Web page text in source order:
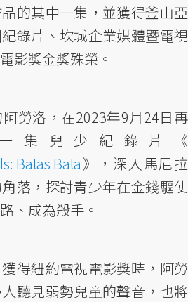
的其中一集，並獲得釜山亞
錄片、坎城企業媒體暨電視
影獎金獎殊榮。
勞洛，在2023年9月24日再
集兒少紀錄片《
Batas Bata》，深入馬尼拉
落，探討青少年在金錢驅使
、成為殺手。
得紐約電視電影獎時，阿勞
聽見弱勢兒童的聲音，也將